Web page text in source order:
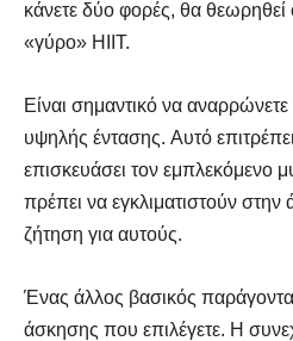
κάνετε δύο φορές, θα θεωρηθεί
«γύρο» HIIT.
Είναι σημαντικό να
υψηλής έντασης. Αυτό
επισκευάσει τον εμπλεκόμενο
πρέπει να εγκλιματιστούν
ζήτηση για αυτούς.
Ένας άλλος βασικός
άσκησης που επιλέγετε. Η